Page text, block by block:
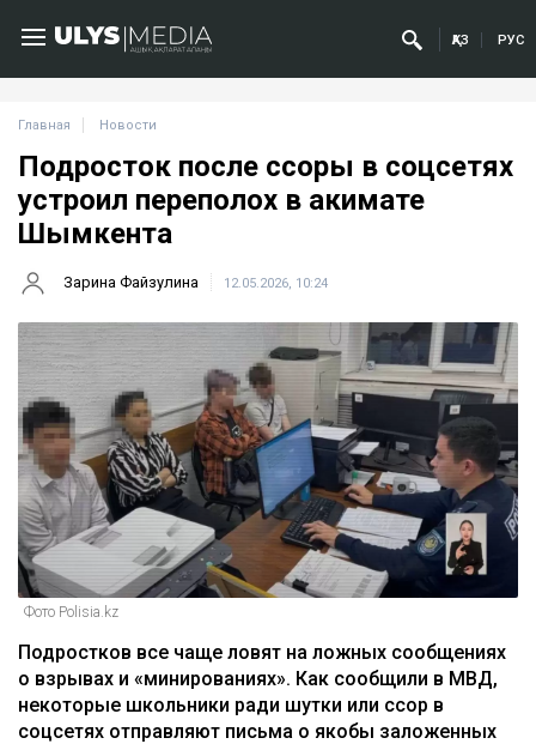
ҚАЗ РУС
Главная Новости
Подросток после ссоры в соцсетях
устроил переполох в акимате
Шымкента
Зарина Файзулина 12.05.2026, 10:24
Фото Polisia.kz
Подростков все чаще ловят на ложных сообщениях
о взрывах и «минированиях». Как сообщили в МВД,
некоторые школьники ради шутки или ссор в
соцсетях отправляют письма о якобы заложенных